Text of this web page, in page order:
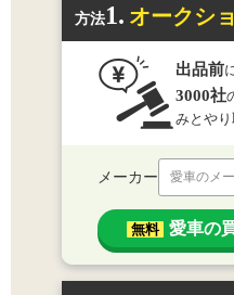
方法1. オークシ
出品前
3000社
みとやり
メーカー 愛車のメ
無料 愛車の